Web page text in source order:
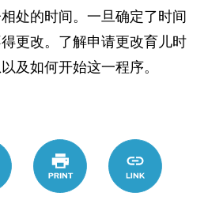
处的时间。一旦确定了时间
更改。了解申请更改育儿时
及如何开始这一程序。
Print
https://
hans/topic/
Link